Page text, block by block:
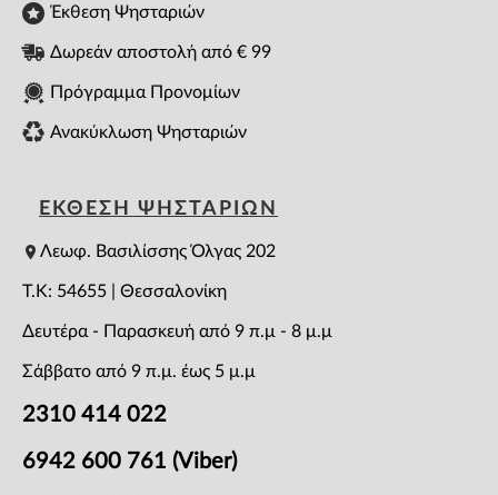
Έκθεση Ψησταριών
Δωρεάν αποστολή από € 99
Πρόγραμμα Προνομίων
Ανακύκλωση Ψησταριών
ΕΚΘΕΣΗ ΨΗΣΤΑΡΙΩΝ
Λεωφ. Βασιλίσσης Όλγας 202
T.K: 54655 | Θεσσαλονίκη
Δευτέρα - Παρασκευή από 9 π.μ - 8 μ.μ
Σάββατο από 9 π.μ. έως 5 μ.μ
2310 414 022
6942 600 761 (Viber)